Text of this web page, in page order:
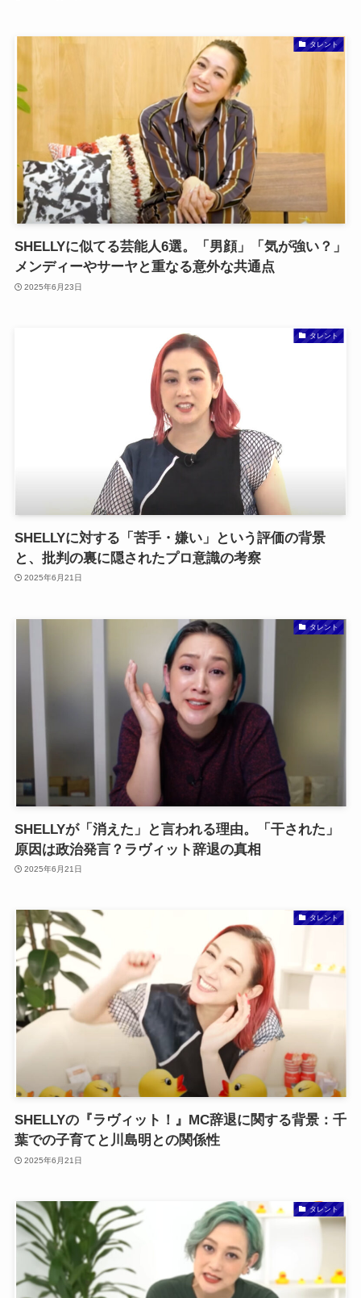
タレント
SHELLYに似てる芸能人6選。「男顔」「気が強い？」
メンディーやサーヤと重なる意外な共通点
2025年6月23日
タレント
SHELLYに対する「苦手・嫌い」という評価の背景
と、批判の裏に隠されたプロ意識の考察
2025年6月21日
タレント
SHELLYが「消えた」と言われる理由。「干された」
原因は政治発言？ラヴィット辞退の真相
2025年6月21日
タレント
SHELLYの『ラヴィット！』MC辞退に関する背景：千
葉での子育てと川島明との関係性
2025年6月21日
タレント